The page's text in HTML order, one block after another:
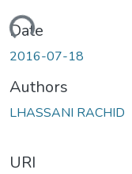
Loading...
Date
2016-07-18
Authors
LHASSANI RACHID
URI